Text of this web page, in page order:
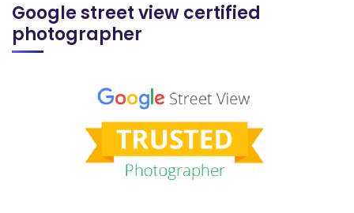
Google street view certified
photographer